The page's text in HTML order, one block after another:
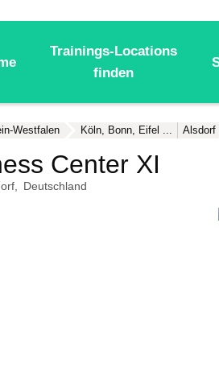
Trainings-Locations
finden
Westfalen Köln, Bonn, Eifel ... Alsdorf
Center XI
Deutschland